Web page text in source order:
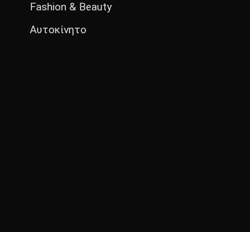
Fashion & Beauty
Αυτοκίνητο